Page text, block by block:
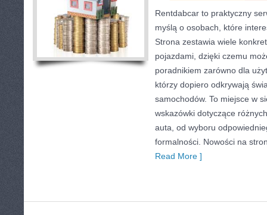
Rentdabcar to praktyczny
myślą o osobach, które
Strona zestawia wiele
pojazdami, dzięki czemu
poradnikiem zarówno dla
którzy dopiero odkrywają
samochodów. To miejsce w
wskazówki dotyczące
auta, od wyboru
formalności. Nowości na
Read More ]